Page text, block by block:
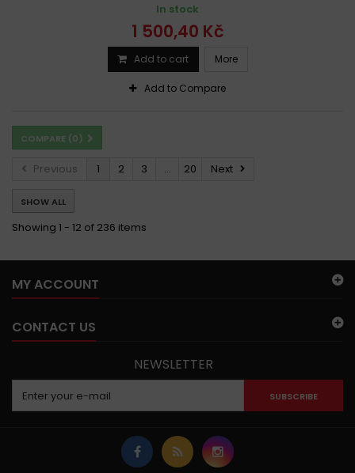
In stock
1 500,40 Kč
Add to cart More
Add to Compare
COMPARE (0)
Previous 1 2 3 ... 20 Next
SHOW ALL
Showing 1 - 12 of 236 items
MY ACCOUNT
CONTACT US
NEWSLETTER
SUBSCRIBE